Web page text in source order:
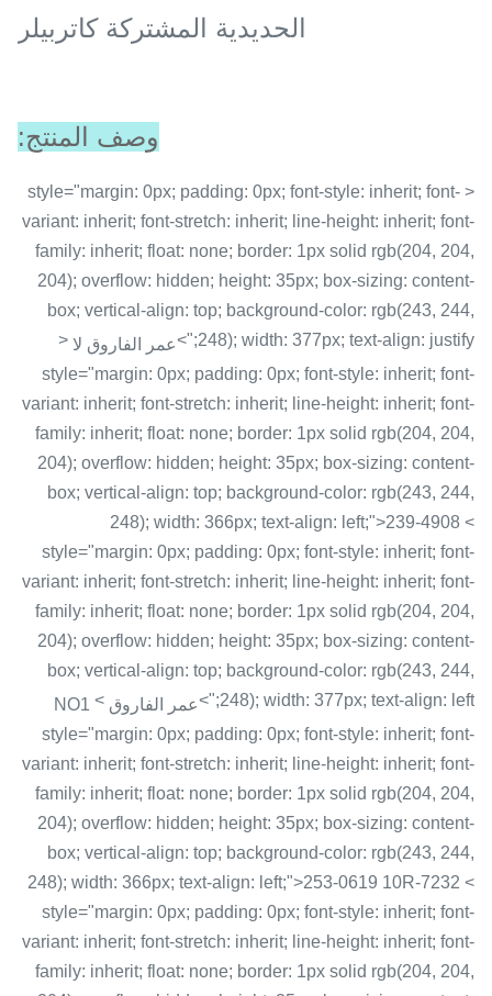
الحديدية المشتركة كاتربيلر
وصف المنتج:
< style="margin: 0px; padding: 0px; font-style: inherit; font-
variant: inherit; font-stretch: inherit; line-height: inherit; font-
family: inherit; float: none; border: 1px solid rgb(204, 204,
204); overflow: hidden; height: 35px; box-sizing: content-
box; vertical-align: top; background-color: rgb(243, 244,
248); width: 377px; text-align: justify;">
عمر الفاروق لا <
style="margin: 0px; padding: 0px; font-style: inherit; font-
variant: inherit; font-stretch: inherit; line-height: inherit; font-
family: inherit; float: none; border: 1px solid rgb(204, 204,
204); overflow: hidden; height: 35px; box-sizing: content-
box; vertical-align: top; background-color: rgb(243, 244,
248); width: 366px; text-align: left;">239-4908 <
style="margin: 0px; padding: 0px; font-style: inherit; font-
variant: inherit; font-stretch: inherit; line-height: inherit; font-
family: inherit; float: none; border: 1px solid rgb(204, 204,
204); overflow: hidden; height: 35px; box-sizing: content-
box; vertical-align: top; background-color: rgb(243, 244,
248); width: 377px; text-align: left;">
عمر الفاروق NO1 <
style="margin: 0px; padding: 0px; font-style: inherit; font-
variant: inherit; font-stretch: inherit; line-height: inherit; font-
family: inherit; float: none; border: 1px solid rgb(204, 204,
204); overflow: hidden; height: 35px; box-sizing: content-
box; vertical-align: top; background-color: rgb(243, 244,
248); width: 366px; text-align: left;">253-0619 10R-7232 <
style="margin: 0px; padding: 0px; font-style: inherit; font-
variant: inherit; font-stretch: inherit; line-height: inherit; font-
family: inherit; float: none; border: 1px solid rgb(204, 204,